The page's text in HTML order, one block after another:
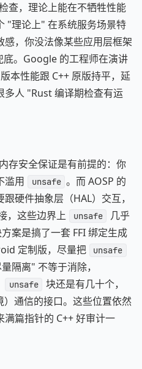
查，理论上能在不牺牲性能
"理论上" 在系统服务场景特
，你没法像某些应用层框架
底。Google 的工程师在演讲
本性能跟 C++ 原版持平，延
多人 "Rust 编译期检查有运
存安全保证是有前提的：你
滥用
unsafe 。而 AOSP 的
硬件抽象层（HAL）交互，
，这些边界上
unsafe
几乎
案是搞了一套 FFI 绑定生成
定制版，尽量把 unsafe
隔离" 不等于消除，
unsafe
块还是有几十个，
）通信的接口。这些位置依然
篇指针的 C++ 好审计一